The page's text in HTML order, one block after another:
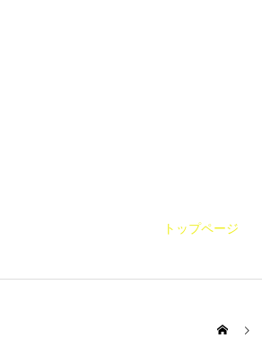
トップページ